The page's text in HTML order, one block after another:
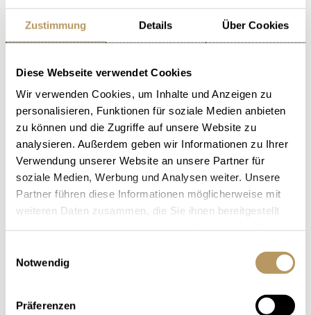
Zustimmung Details Über Cookies
Diese Webseite verwendet Cookies
Wir verwenden Cookies, um Inhalte und Anzeigen zu
personalisieren, Funktionen für soziale Medien anbieten
zu können und die Zugriffe auf unsere Website zu
analysieren. Außerdem geben wir Informationen zu Ihrer
Verwendung unserer Website an unsere Partner für
soziale Medien, Werbung und Analysen weiter. Unsere
Partner führen diese Informationen möglicherweise mit
weiteren Daten zusammen, die Sie ihnen bereitgestellt
Notwendig
Präferenzen
الحواس الخمسة
فوق أسطح لوسيرن
ركوب عربة الحنين إلى الماضي